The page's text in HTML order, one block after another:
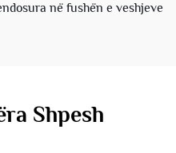
në fushën e veshjeve
Shpesh